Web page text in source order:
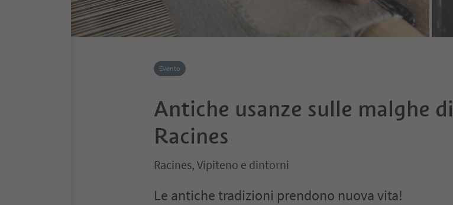
Evento
Antiche usanze sulle malghe di
Racines
Racines, Vipiteno e dintorni
Le antiche tradizioni prendono nuova vita!